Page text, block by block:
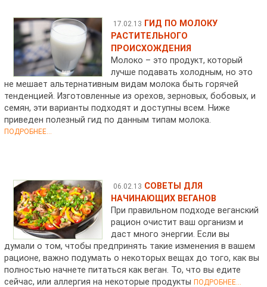
17.02.13 ГИД ПО МОЛОКУ
РАСТИТЕЛЬНОГО
ПРОИСХОЖДЕНИЯ
Молоко – это продукт, который
лучше подавать холодным, но это
не мешает альтернативным видам молока быть горячей
тенденцией. Изготовленные из орехов, зерновых, бобовых, и
семян, эти варианты подходят и доступны всем. Ниже
приведен полезный гид по данным типам молока.
ПОДРОБНЕЕ...
06.02.13 СОВЕТЫ ДЛЯ
НАЧИНАЮЩИХ ВЕГАНОВ
При правильном подходе веганский
рацион очистит ваш организм и
даст много энергии. Если вы
думали о том, чтобы предпринять такие изменения в вашем
рационе, важно подумать о некоторых вещах до того, как вы
полностью начнете питаться как веган. То, что вы едите
сейчас, или аллергия на некоторые продуктыПОДРОБНЕЕ...